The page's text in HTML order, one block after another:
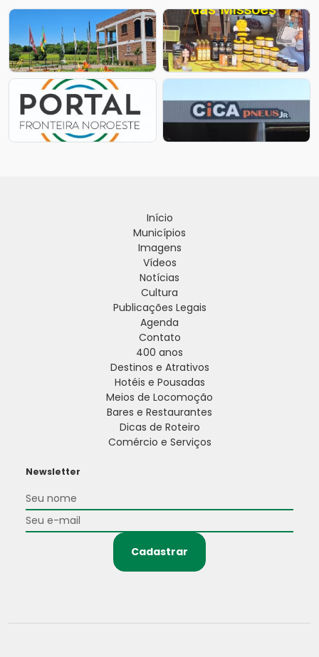
Início
Municípios
Imagens
Vídeos
Notícias
Cultura
Publicações Legais
Agenda
Contato
400 anos
Destinos e Atrativos
Hotéis e Pousadas
Meios de Locomoção
Bares e Restaurantes
Dicas de Roteiro
Comércio e Serviços
Newsletter
Cadastrar